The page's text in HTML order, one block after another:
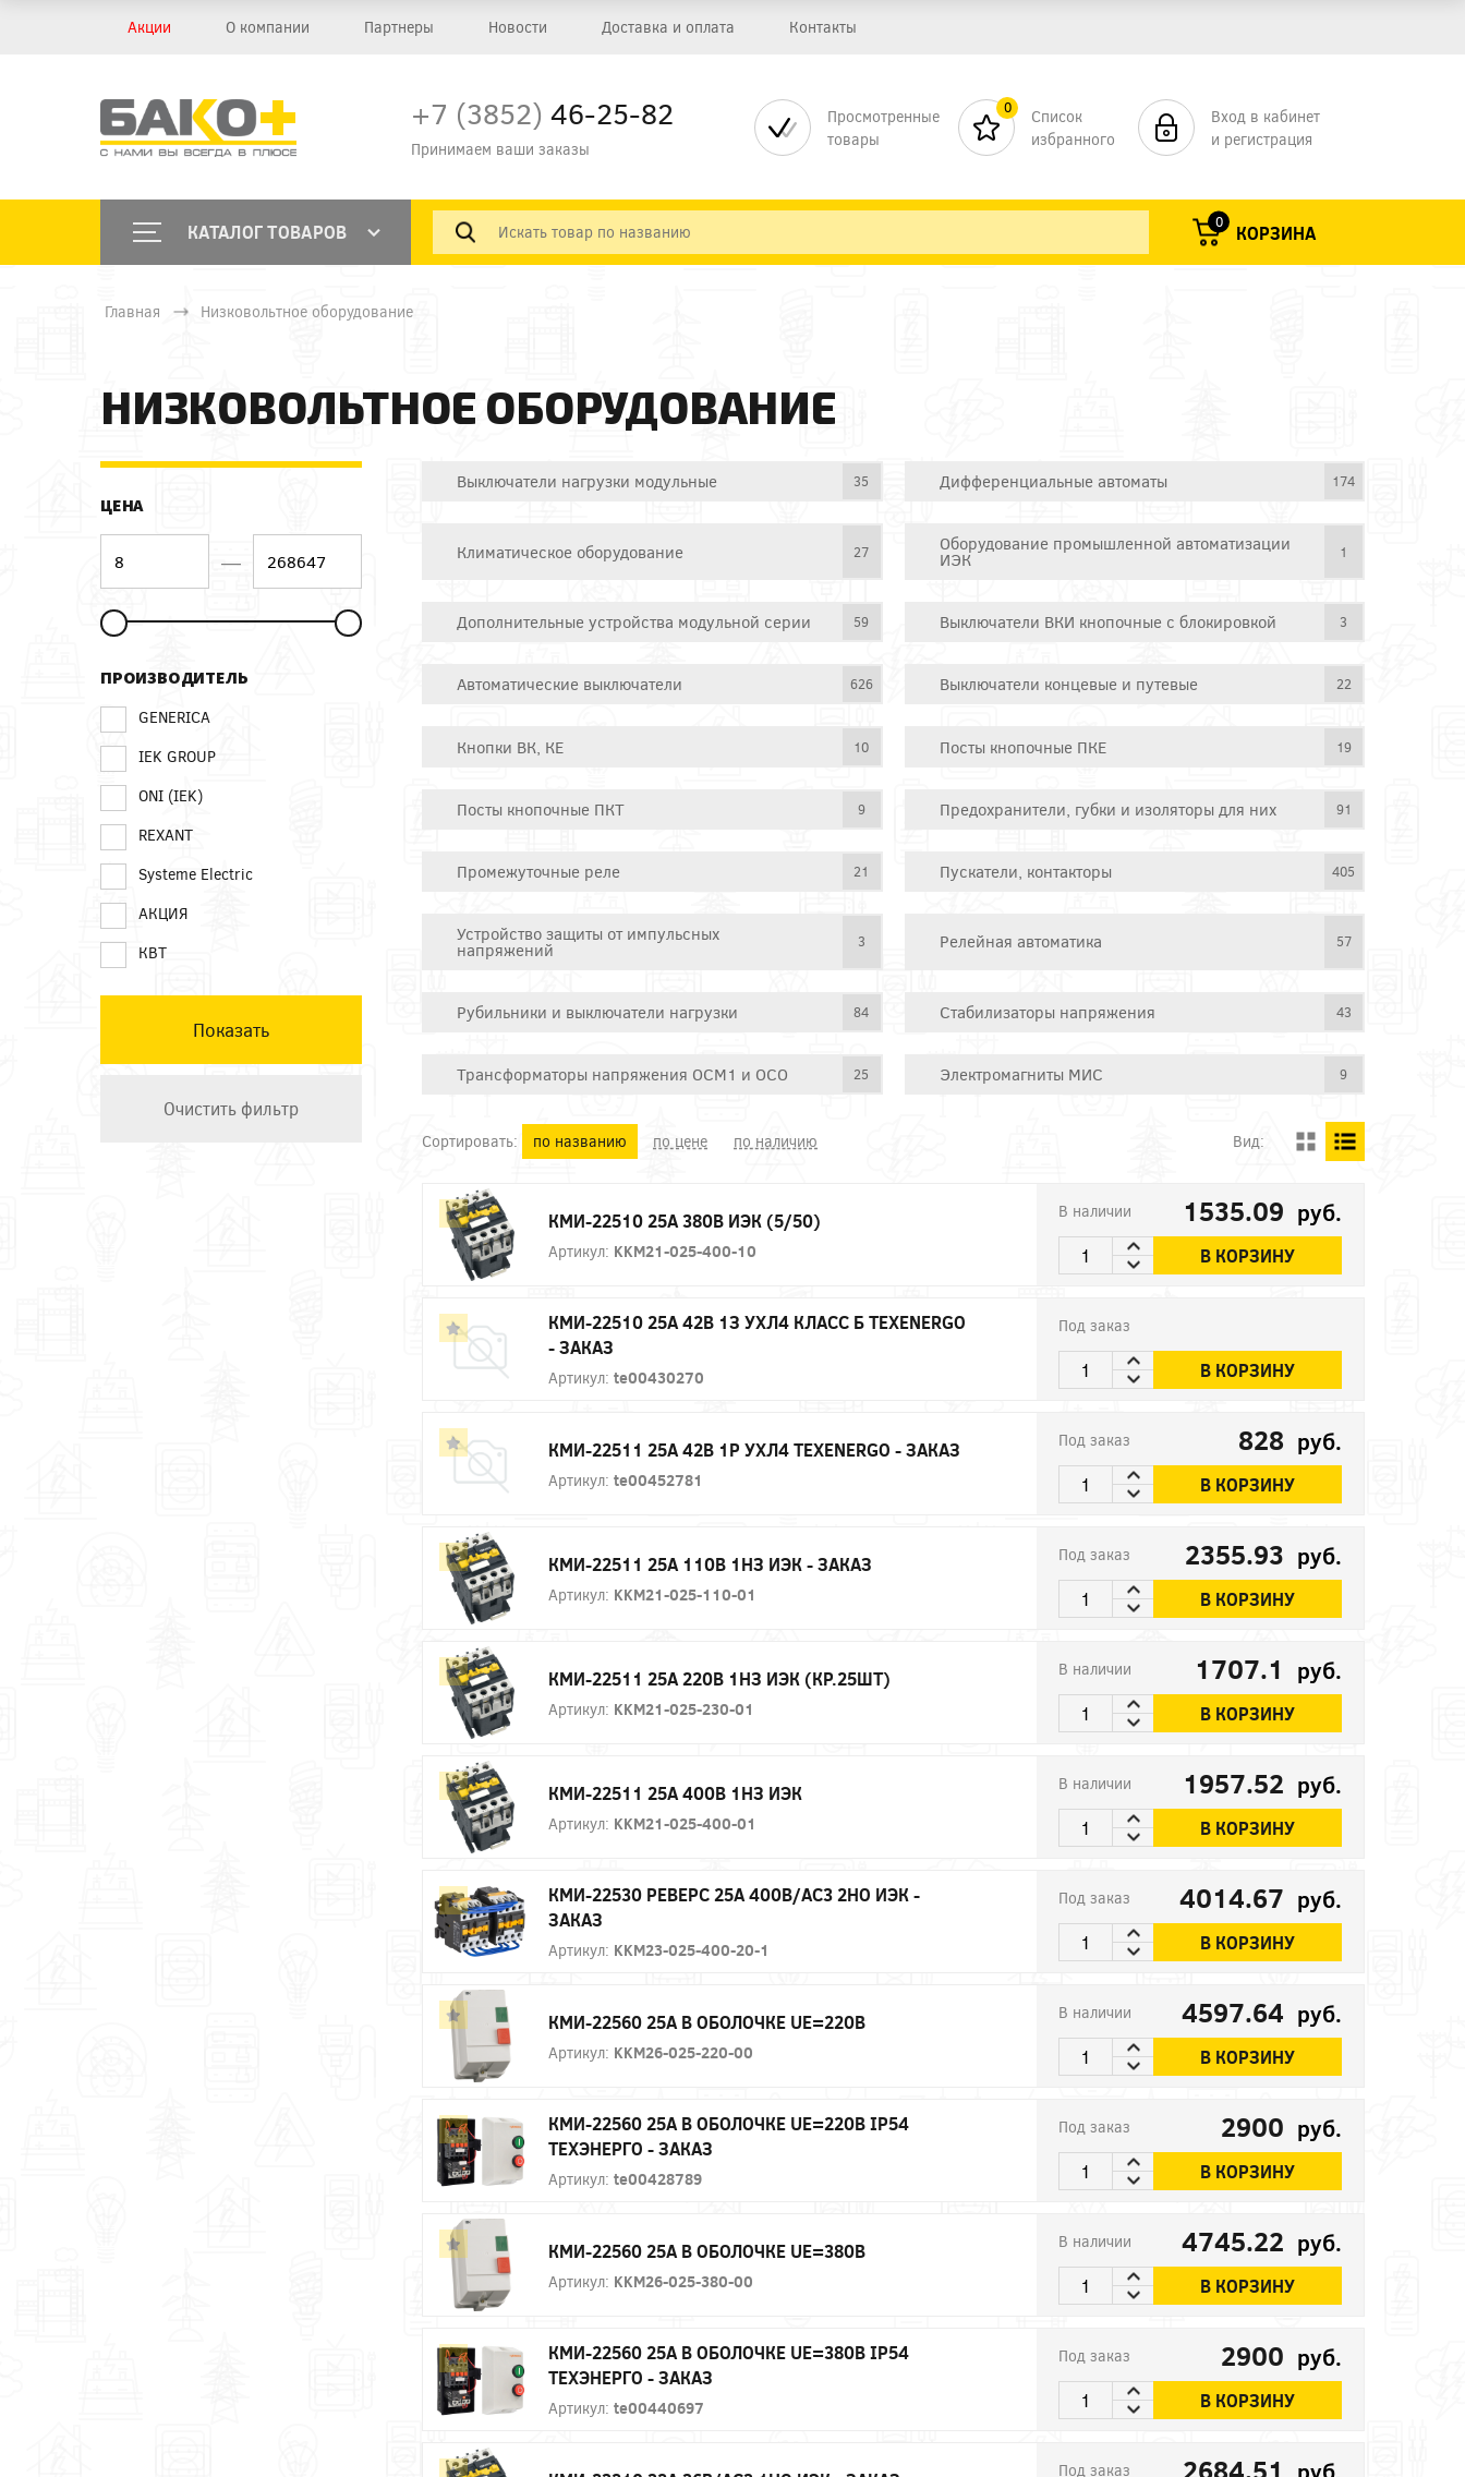
Акции О компании Партнеры Новости Доставка и оплата Контакты
+7 (3852) 46-25-82
Принимаем ваши заказы
Просмотренные
товары
0
Список
избранного
Вход в кабинет
и регистрация
КАТАЛОГ ТОВАРОВ 0 КОРЗИНА
Главная Низковольтное оборудование
НИЗКОВОЛЬТНОЕ ОБОРУДОВАНИЕ
ЦЕНА
—
ПРОИЗВОДИТЕЛЬ
GENERICA
IEK GROUP
ONI (IEK)
REXANT
Systeme Electric
АКЦИЯ
КВТ
КЭАЗ
Остальные ТМ
Техэнерго
Выключатели нагрузки модульные 35 Дифференциальные автоматы 174
Климатическое оборудование 27 Оборудование промышленной автоматизации
ИЭК 1
Дополнительные устройства модульной серии 59 Выключатели ВКИ кнопочные с блокировкой 3
Автоматические выключатели 626 Выключатели концевые и путевые 22
Кнопки ВК, КЕ 10 Посты кнопочные ПКЕ 19
Посты кнопочные ПКТ 9 Предохранители, губки и изоляторы для них 91
Промежуточные реле 21 Пускатели, контакторы 405
Устройство защиты от импульсных
напряжений 3 Релейная автоматика 57
Рубильники и выключатели нагрузки 84 Стабилизаторы напряжения 43
Трансформаторы напряжения ОСМ1 и ОСО 25 Электромагниты МИС 9
Сортировать: по названию по цене по наличию Вид:
КМИ-22510 25А 380В ИЭК (5/50)
Артикул: KKM21-025-400-10
В наличии 1535.09 руб.
В КОРЗИНУ
КМИ-22510 25А 42В 1З УХЛ4 КЛАСС Б ТЕXENERGO
- ЗАКАЗ
Артикул: te00430270
Под заказ
В КОРЗИНУ
КМИ-22511 25А 42В 1Р УХЛ4 ТЕXENERGO - ЗАКАЗ
Артикул: te00452781
Под заказ 828 руб.
В КОРЗИНУ
КМИ-22511 25А 110В 1НЗ ИЭК - ЗАКАЗ
Артикул: KKM21-025-110-01
Под заказ 2355.93 руб.
В КОРЗИНУ
КМИ-22511 25А 220В 1НЗ ИЭК (КР.25ШТ)
Артикул: KKM21-025-230-01
В наличии 1707.1 руб.
В КОРЗИНУ
КМИ-22511 25А 400В 1НЗ ИЭК
Артикул: KKM21-025-400-01
В наличии 1957.52 руб.
В КОРЗИНУ
КМИ-22530 РЕВЕРС 25А 400В/АС3 2НО ИЭК -
ЗАКАЗ
Артикул: KKM23-025-400-20-1
Под заказ 4014.67 руб.
В КОРЗИНУ
КМИ-22560 25А В ОБОЛОЧКЕ UE=220В
Артикул: KKM26-025-220-00
В наличии 4597.64 руб.
В КОРЗИНУ
КМИ-22560 25А В ОБОЛОЧКЕ UE=220В IP54
ТЕХЭНЕРГО - ЗАКАЗ
Артикул: te00428789
Под заказ 2900 руб.
В КОРЗИНУ
КМИ-22560 25А В ОБОЛОЧКЕ UE=380В
Артикул: KKM26-025-380-00
В наличии 4745.22 руб.
В КОРЗИНУ
КМИ-22560 25А В ОБОЛОЧКЕ UE=380В IP54
ТЕХЭНЕРГО - ЗАКАЗ
Артикул: te00440697
Под заказ 2900 руб.
В КОРЗИНУ
Под заказ